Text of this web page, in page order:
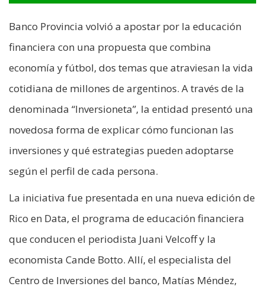
Banco Provincia volvió a apostar por la educación
financiera con una propuesta que combina
economía y fútbol, dos temas que atraviesan la vida
cotidiana de millones de argentinos. A través de la
denominada “Inversioneta”, la entidad presentó una
novedosa forma de explicar cómo funcionan las
inversiones y qué estrategias pueden adoptarse
según el perfil de cada persona.
La iniciativa fue presentada en una nueva edición de
Rico en Data, el programa de educación financiera
que conducen el periodista Juani Velcoff y la
economista Cande Botto. Allí, el especialista del
Centro de Inversiones del banco, Matías Méndez,